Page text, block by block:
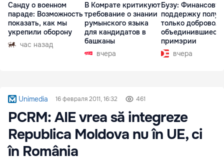
Санду о военном
параде: Возможность
показать, как мы
укрепили оборону
час назад
В Комрате критикуют
требование о знании
румынского языка
для кандидатов в
башканы
вчера
Бузу:
поддержку
только
объединившиеся
примэрии
вчера
Unimedia 16 февраля 2011, 16:32 461
PCRM: AIE vrea să integreze
Republica Moldova nu în UE, ci
în România